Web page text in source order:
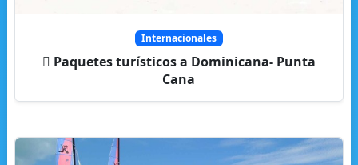
Internacionales
Paquetes turísticos a Dominicana- Punta
Cana